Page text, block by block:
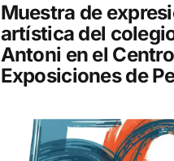
Muestra de
artística del
Antoni en el
Exposiciones de